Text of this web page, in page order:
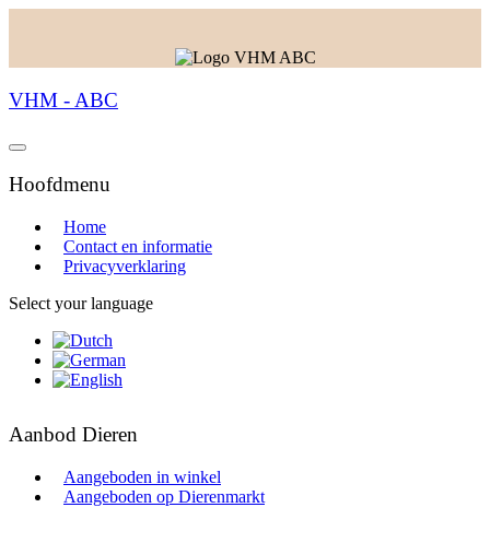
VHM - ABC
Hoofdmenu
Home
Contact en informatie
Privacyverklaring
Select your language
Aanbod Dieren
Aangeboden in winkel
Aangeboden op Dierenmarkt